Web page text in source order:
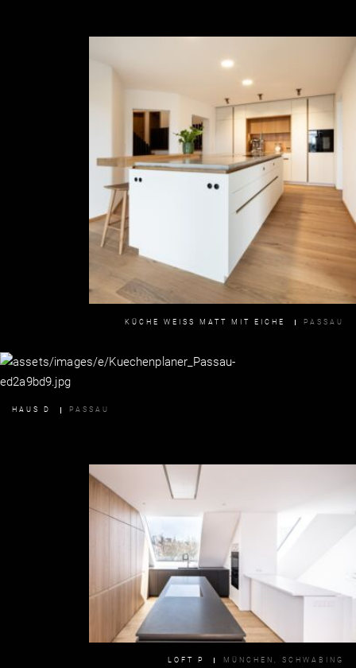
KÜCHE WEISS MATT MIT EICHE PASSAU
HAUS D PASSAU
LOFT P MÜNCHEN, SCHWABING